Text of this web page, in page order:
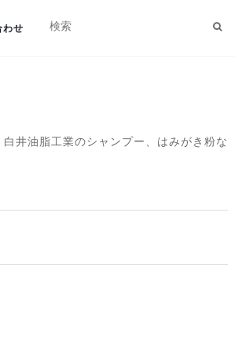
わせ
井油脂工業のシャンプー、はみがき粉な